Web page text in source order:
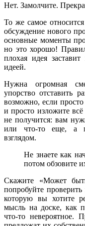
Нет. Замолчите.
То же самое
обсуждение нового
основные моменты
но это хорошо!
плохая идея
идеей.
Нужна огромная
упорство отставить
возможно, если
и просто изложите
не получится: вам
или что-то еще, а
взглядом.
Не знаете как
потом обзовите
Скажите «Может
попробуйте
которую вы хотите
мысль на доске, как
что-то невероятное.